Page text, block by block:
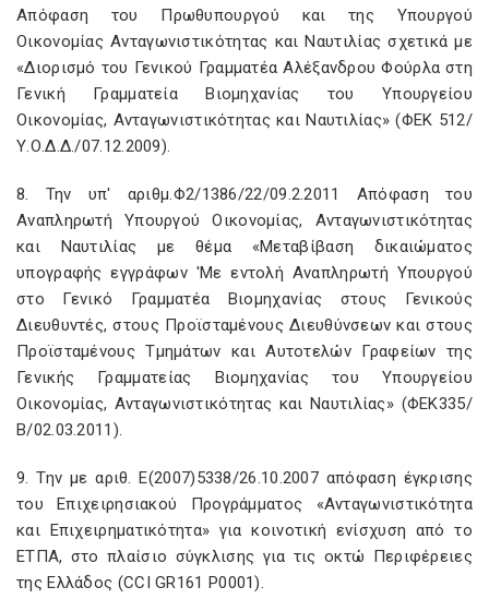
Απόφαση του Πρωθυπουργού και της Υπουργού
Οικονομίας Ανταγωνιστικότητας και Ναυτιλίας σχετικά με
«Διορισμό του Γενικού Γραμματέα Αλέξανδρου Φούρλα στη
Γενική Γραμματεία Βιομηχανίας του Υπουργείου
Οικονομίας, Ανταγωνιστικότητας και Ναυτιλίας» (ΦΕΚ 512/
Υ.Ο.Δ.Δ./07.12.2009).
8. Την υπ' αριθμ.Φ2/1386/22/09.2.2011 Απόφαση του
Αναπληρωτή Υπουργού Οικονομίας, Ανταγωνιστικότητας
και Ναυτιλίας με θέμα «Μεταβίβαση δικαιώματος
υπογραφής εγγράφων 'Με εντολή Αναπληρωτή Υπουργού
στο Γενικό Γραμματέα Βιομηχανίας στους Γενικούς
Διευθυντές, στους Προϊσταμένους Διευθύνσεων και στους
Προϊσταμένους Τμημάτων και Αυτοτελών Γραφείων της
Γενικής Γραμματείας Βιομηχανίας του Υπουργείου
Οικονομίας, Ανταγωνιστικότητας και Ναυτιλίας» (ΦΕΚ335/
Β/02.03.2011).
9. Την με αριθ. Ε(2007)5338/26.10.2007 απόφαση έγκρισης
του Επιχειρησιακού Προγράμματος «Ανταγωνιστικότητα
και Επιχειρηματικότητα» για κοινοτική ενίσχυση από το
ΕΤΠΑ, στο πλαίσιο σύγκλισης για τις οκτώ Περιφέρειες
της Ελλάδος (CCI GR161 Ρ0001).